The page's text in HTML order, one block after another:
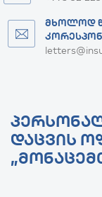
ᲛᲮᲝᲚᲝᲓ
ᲓᲐᲪᲕᲘᲡ